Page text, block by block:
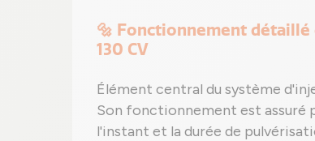
🔩 Fonctionnement détaillé
130 CV
Élément central du système
Son fonctionnement est assuré
l'instant et la durée de